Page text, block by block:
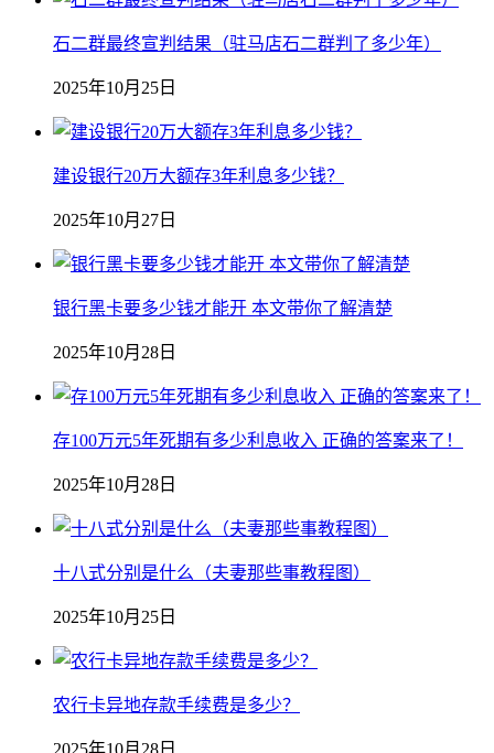
石二群最终宣判结果（驻马店石二群判了多少年）
2025年10月25日
建设银行20万大额存3年利息多少钱？
2025年10月27日
银行黑卡要多少钱才能开 本文带你了解清楚
2025年10月28日
存100万元5年死期有多少利息收入 正确的答案来了！
2025年10月28日
十八式分别是什么（夫妻那些事教程图）
2025年10月25日
农行卡异地存款手续费是多少？
2025年10月28日